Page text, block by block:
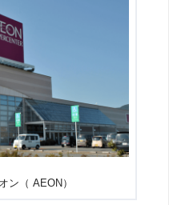
ン（ AEON）